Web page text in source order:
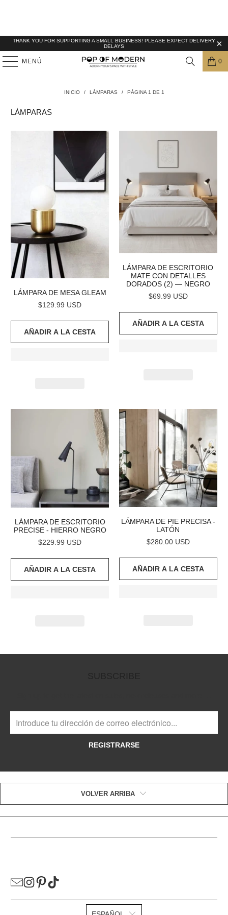
THANK YOU FOR SUPPORTING A SMALL BUSINESS! PLEASE EXPECT DELIVERY
DELAYS
MENÚ 0
INICIO / LÁMPARAS / PÁGINA 1 DE 1
LÁMPARAS
LÁMPARA DE MESA GLEAM
$129.99 USD
AÑADIR A LA CESTA
LÁMPARA DE ESCRITORIO
MATE CON DETALLES
DORADOS (2) — NEGRO
$69.99 USD
AÑADIR A LA CESTA
LÁMPARA DE ESCRITORIO
PRECISE - HIERRO NEGRO
$229.99 USD
AÑADIR A LA CESTA
LÁMPARA DE PIE PRECISA -
LATÓN
$280.00 USD
AÑADIR A LA CESTA
REGISTRARSE
VOLVER ARRIBA